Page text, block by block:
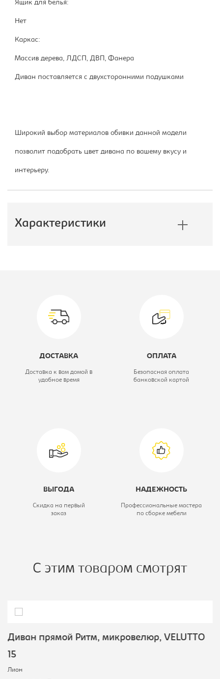
Ящик для белья:
Нет
Каркас:
Массив дерева, ЛДСП, ДВП, Фанера
Диван поставляется с двухсторонними подушками
Широкий выбор материалов обивки данной модели
позволит подобрать цвет дивана по вашему вкусу и
интерьеру.
Характеристики
Цвет материала: Velutto 14
Вариант исполнения:
ДОСТАВКА
Доставка к вам домой в
удобное время
ОПЛАТА
Безопасная оплата
банковской картой
ВЫГОДА
Скидка на первый
заказ
НАДЕЖНОСТЬ
Профессиональные мастера
по сборке мебели
С этим товаром смотрят
Диван прямой Ритм, микровелюр, VELUTTO
15
Лион